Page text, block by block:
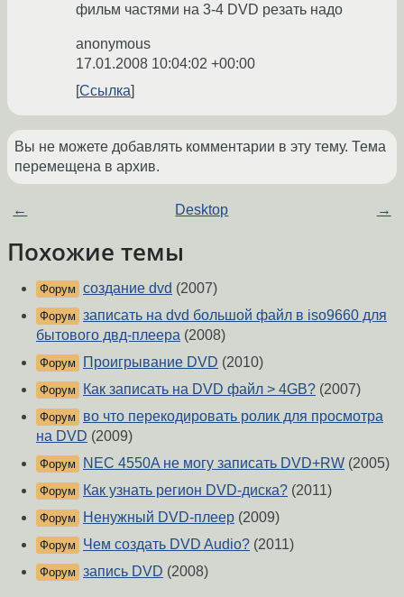
фильм частями на 3-4 DVD резать надо
anonymous
17.01.2008 10:04:02 +00:00
Ссылка
Вы не можете добавлять комментарии в эту тему. Тема
перемещена в архив.
← Desktop →
Похожие темы
Форум создание dvd (2007)
Форум записать на dvd большой файл в iso9660 для
бытового двд-плеера (2008)
Форум Проигрывание DVD (2010)
Форум Как записать на DVD файл > 4GB? (2007)
Форум
во что перекодировать ролик для просмотра
на DVD (2009)
Форум NEC 4550A не могу записать DVD+RW (2005)
Форум Как узнать регион DVD-диска? (2011)
Форум Ненужный DVD-плеер (2009)
Форум Чем создать DVD Audio? (2011)
Форум запись DVD (2008)